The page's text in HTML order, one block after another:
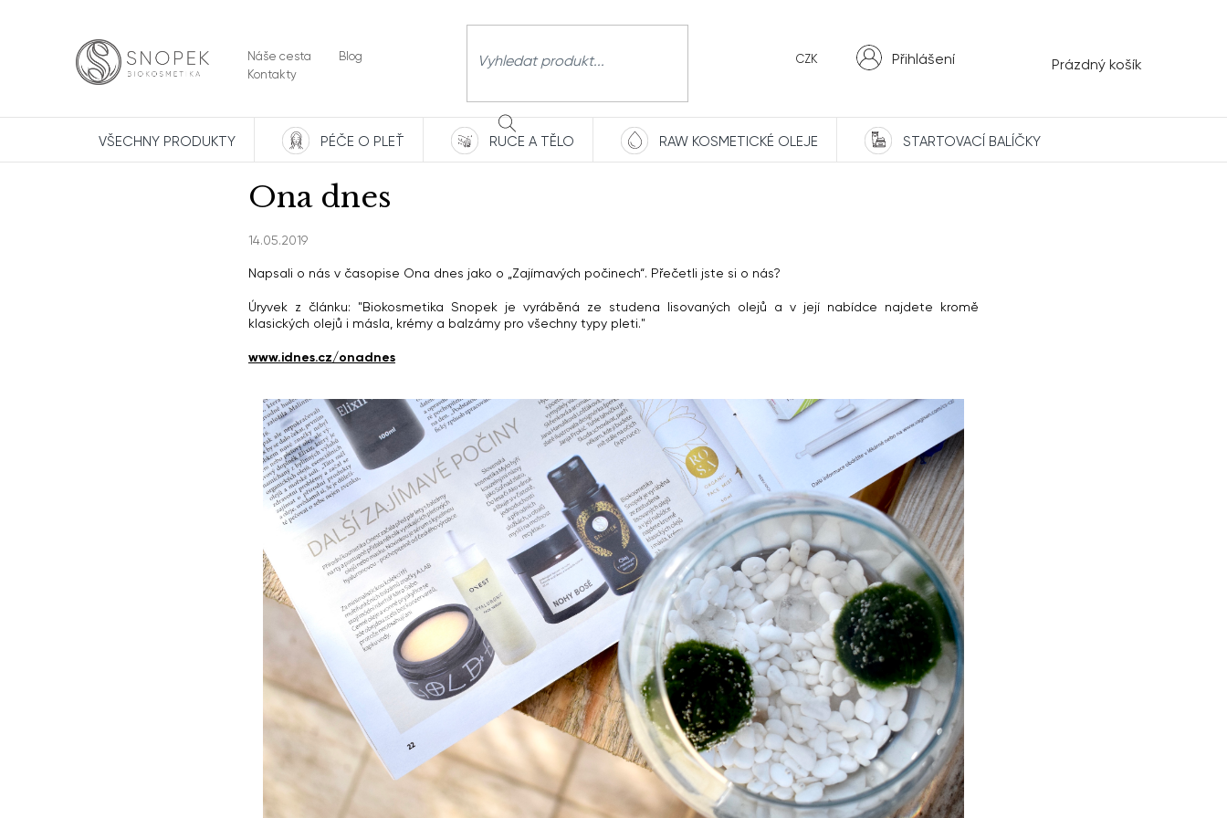
CZK Přihlášení
Náše cesta
Blog
Kontakty
Nákupní
Prázdný košík
VŠECHNY PRODUKTY PÉČE O PLEŤ RUCE A TĚLO RAW KOSMETICKÉ OLEJE STARTOVACÍ BALÍČKY
Ona dnes
14.05.2019
Napsali o nás v časopise Ona dnes jako o „Zajímavých počinech“. Přečetli jste si o nás?
Úryvek z článku: "Biokosmetika Snopek je vyráběná ze studena lisovaných olejů a v její nabídce najdete kromě
klasických olejů i másla, krémy a balzámy pro všechny typy pleti."
www.idnes.cz/onadnes